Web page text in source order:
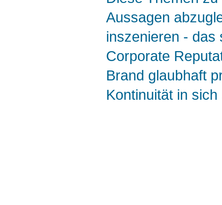
Aussagen
inszenieren - das
Corporate
Brand glaubhaft
Kontinuität in